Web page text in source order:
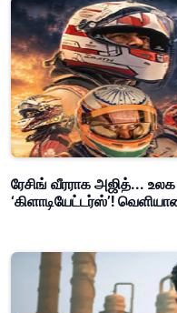
ரேசிங் வீரராக அஜித்...
‘கிளாடியேட்டர்ஸ்’!